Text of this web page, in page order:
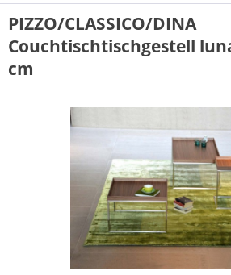
PIZZO/CLASSICO/DINA
Couchtischtischgestell
cm